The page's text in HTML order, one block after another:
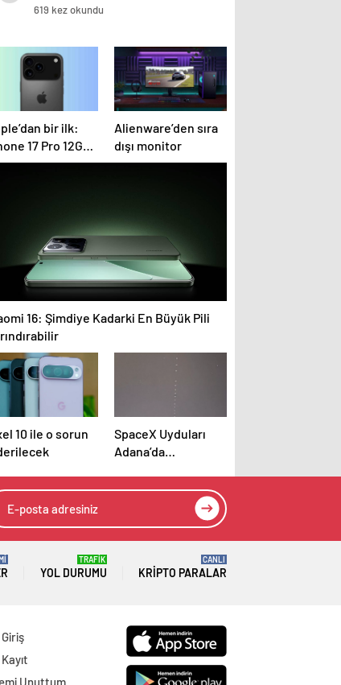
619 kez okundu
bir ilk:
17 Pro 12GB
ile gelecek
Alienware’den sıra
dışı monitor
16: Şimdiye Kadarki En Büyük Pili
10 ile o sorun
SpaceX Uyduları
Adana’da
YOL DURUMU
TRAFİK
KRIPTO PARALAR
CANLI
Unuttum